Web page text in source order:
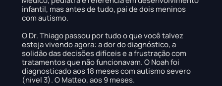
infantil, mas antes de tudo, pai de dois meninos
com autismo.
O Dr. Thiago passou por tudo o que você talvez
esteja vivendo agora: a dor do diagnóstico, a
solidão das decisões difíceis e a frustração com
tratamentos que não funcionavam. O Noah foi
diagnosticado aos 18 meses com autismo severo
(nível 3). O Matteo, aos 9 meses.